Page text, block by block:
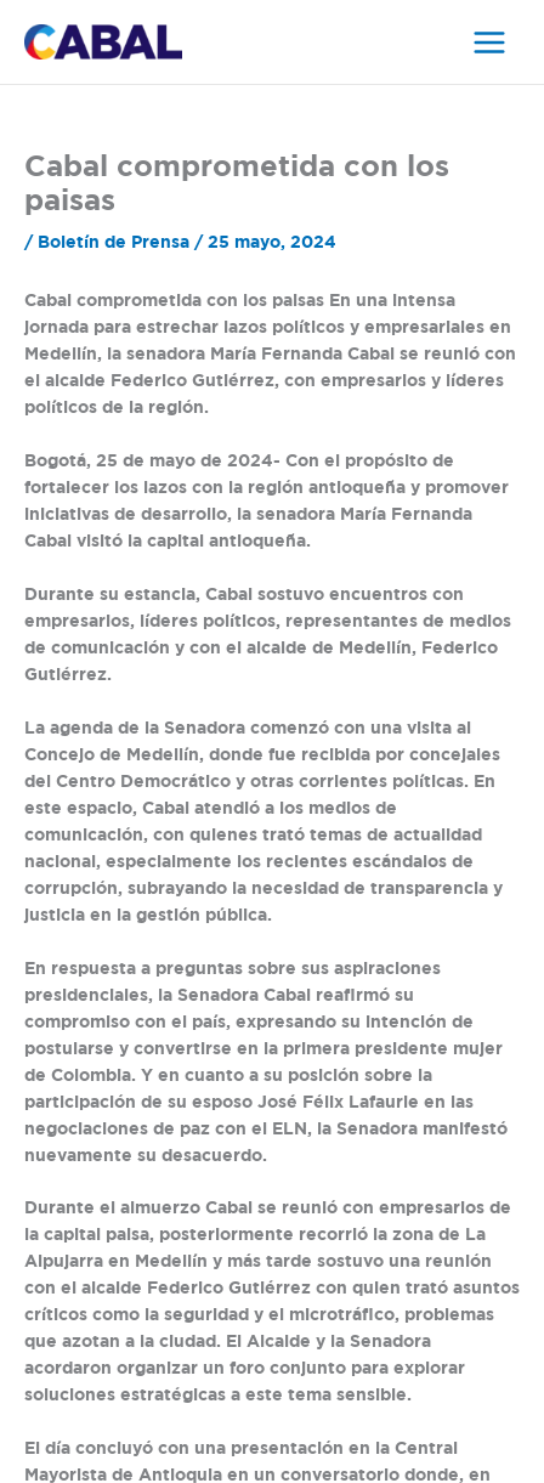
Cabal comprometida con los
paisas
/ Boletín de Prensa / 25 mayo, 2024
Cabal comprometida con los paisas En una intensa
jornada para estrechar lazos políticos y empresariales en
Medellín, la senadora María Fernanda Cabal se reunió con
el alcalde Federico Gutiérrez, con empresarios y líderes
políticos de la región.
Bogotá, 25 de mayo de 2024- Con el propósito de
fortalecer los lazos con la región antioqueña y promover
iniciativas de desarrollo, la senadora María Fernanda
Cabal visitó la capital antioqueña.
Durante su estancia, Cabal sostuvo encuentros con
empresarios, líderes políticos, representantes de medios
de comunicación y con el alcalde de Medellín, Federico
Gutiérrez.
La agenda de la Senadora comenzó con una visita al
Concejo de Medellín, donde fue recibida por concejales
del Centro Democrático y otras corrientes políticas. En
este espacio, Cabal atendió a los medios de
comunicación, con quienes trató temas de actualidad
nacional, especialmente los recientes escándalos de
corrupción, subrayando la necesidad de transparencia y
justicia en la gestión pública.
En respuesta a preguntas sobre sus aspiraciones
presidenciales, la Senadora Cabal reafirmó su
compromiso con el país, expresando su intención de
postularse y convertirse en la primera presidente mujer
de Colombia. Y en cuanto a su posición sobre la
participación de su esposo José Félix Lafaurie en las
negociaciones de paz con el ELN, la Senadora manifestó
nuevamente su desacuerdo.
Durante el almuerzo Cabal se reunió con empresarios de
la capital paisa, posteriormente recorrió la zona de La
Alpujarra en Medellín y más tarde sostuvo una reunión
con el alcalde Federico Gutiérrez con quien trató asuntos
críticos como la seguridad y el microtráfico, problemas
que azotan a la ciudad. El Alcalde y la Senadora
acordaron organizar un foro conjunto para explorar
soluciones estratégicas a este tema sensible.
El día concluyó con una presentación en la Central
Mayorista de Antioquia en un conversatorio donde, en